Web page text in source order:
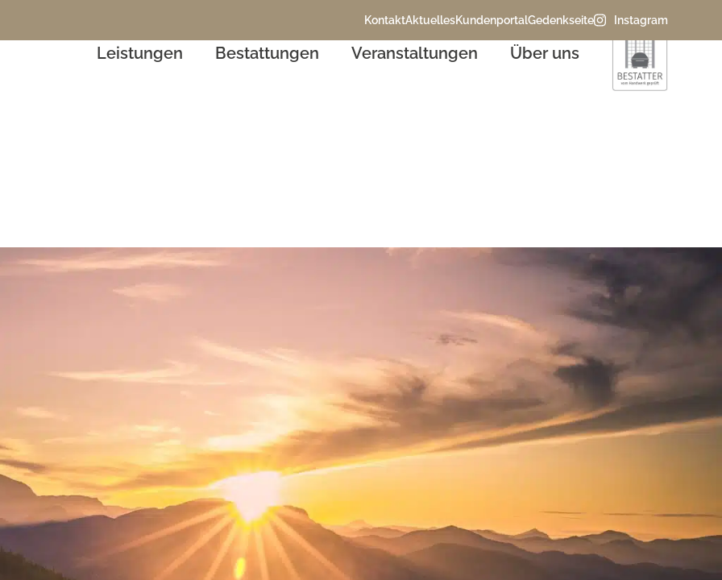
KontaktAktuellesKundenportalGedenkseite Instagram
Leistungen
Übernahme aller Formalitäten
Gestaltung der Trauerfeier –
auch in unserem Haus
Unsere Urnen- und
Sargausstellung
Versorgung des Verstorbenen
in unserem Bestattungshaus
Bestattungen Veranstaltungen Über uns